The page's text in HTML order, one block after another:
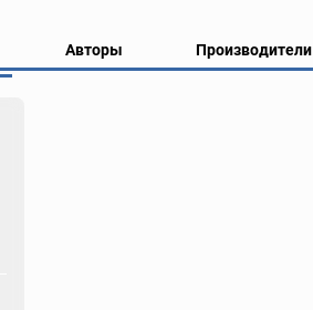
Авторы Производители